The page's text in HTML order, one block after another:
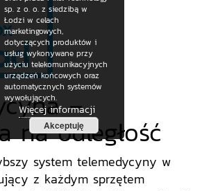
–
na odległość
system telemedycyny w
z każdym sprzętem
sp. z o. o. z siedzibą w
Łodzi w celach
marketingowych,
dotyczących produktów i
usług wykonywane przy
użyciu telekomunikacyjnych
urządzeń końcowych oraz
automatycznych systemów
wywołujących.
Więcej informacji
Akceptuję